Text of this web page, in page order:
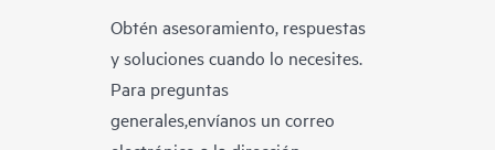
Obtén asesoramiento, respuestas
y soluciones cuando lo necesites.
Para preguntas
generales,envíanos un correo